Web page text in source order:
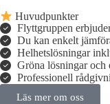
Huvudpunkter
Flyttgruppen
Du kan enkelt
Helhetslösningar
Gröna lösningar och
Professionell
Läs mer om oss